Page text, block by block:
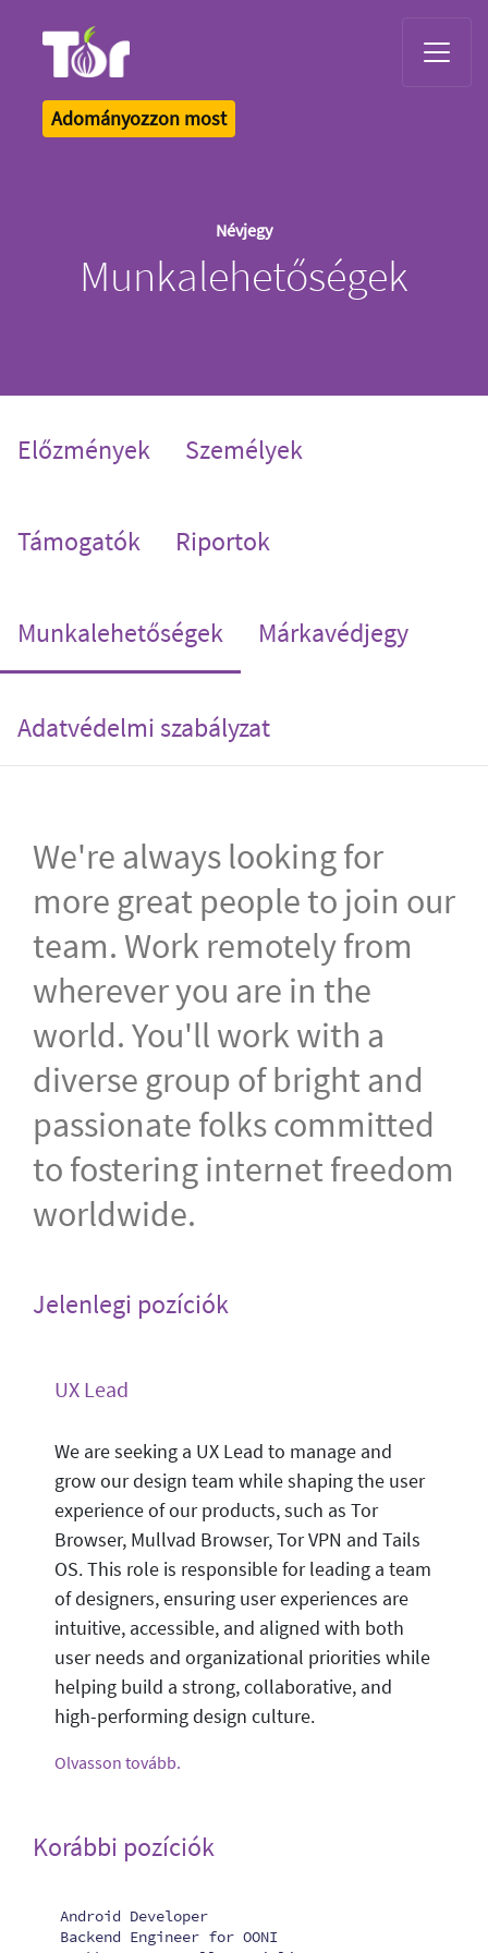
Adományozzon most
Névjegy
Munkalehetőségek
Előzmények Személyek
Támogatók Riportok
Munkalehetőségek (current)
Márkavédjegy
Adatvédelmi szabályzat
We're always looking for
more great people to join our
team. Work remotely from
wherever you are in the
world. You'll work with a
diverse group of bright and
passionate folks committed
to fostering internet freedom
worldwide.
Jelenlegi pozíciók
UX Lead
We are seeking a UX Lead to manage and
grow our design team while shaping the user
experience of our products, such as Tor
Browser, Mullvad Browser, Tor VPN and Tails
OS. This role is responsible for leading a team
of designers, ensuring user experiences are
intuitive, accessible, and aligned with both
user needs and organizational priorities while
helping build a strong, collaborative, and
high-performing design culture.
Olvasson tovább.
Korábbi pozíciók
Android Developer
Backend Engineer for OONI